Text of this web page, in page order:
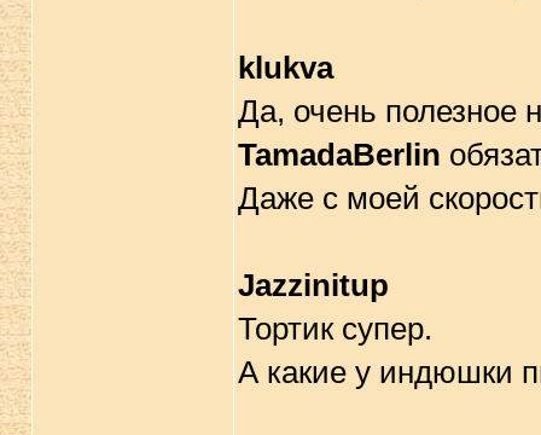
klukva
Да, очень полезное
TamadaBerlin
Даже с моей
Jazzinitup
Тортик супер.
А какие у индюшки